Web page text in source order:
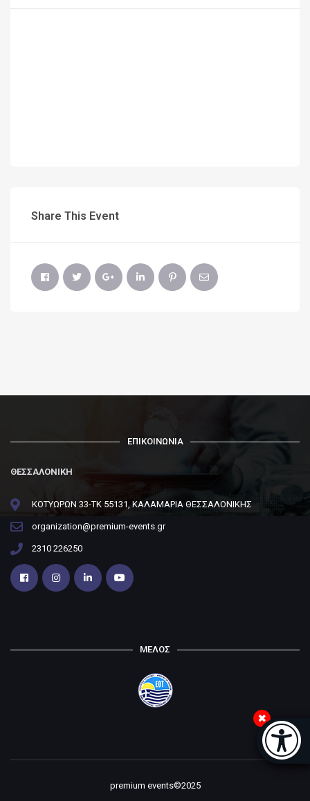
Μπάρα
Share This Event
ΕΠΙΚΟΙΝΩΝΙΑ
ΘΕΣΣΑΛΟΝΙΚΗ
ΚΟΤΥΩΡΩΝ 33-ΤΚ 55131, ΚΑΛΑΜΑΡΙΑ ΘΕΣΣΑΛΟΝΙΚΗΣ
organization@premium-events.gr
2310 226250
ΜΕΛΟΣ
premium events©2025